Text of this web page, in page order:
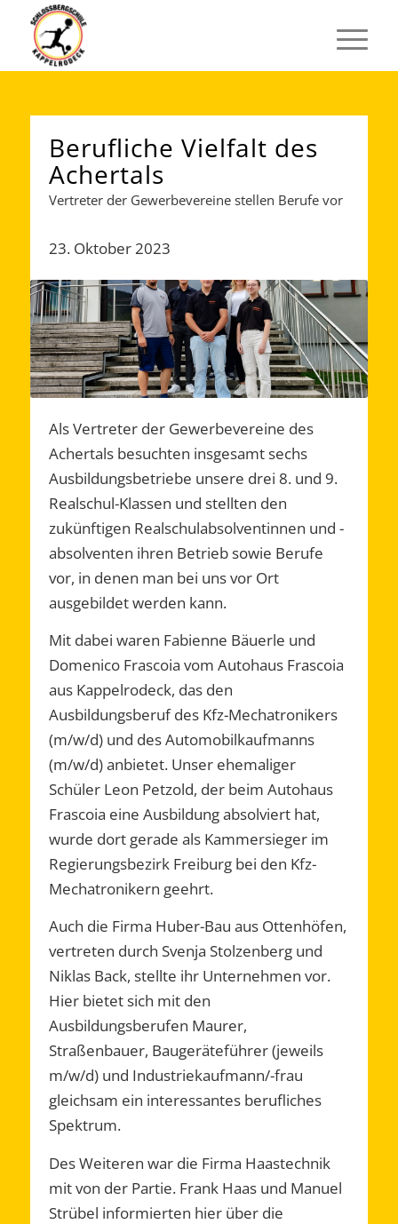
Berufliche Vielfalt des
Achertals
Vertreter der Gewerbevereine stellen Berufe vor
23. Oktober 2023
Als Vertreter der Gewerbevereine des
Achertals besuchten insgesamt sechs
Ausbildungsbetriebe unsere drei 8. und 9.
Realschul-Klassen und stellten den
zukünftigen Realschulabsolventinnen und -
absolventen ihren Betrieb sowie Berufe
vor, in denen man bei uns vor Ort
ausgebildet werden kann.
Mit dabei waren Fabienne Bäuerle und
Domenico Frascoia vom Autohaus Frascoia
aus Kappelrodeck, das den
Ausbildungsberuf des Kfz-Mechatronikers
(m/w/d) und des Automobilkaufmanns
(m/w/d) anbietet. Unser ehemaliger
Schüler Leon Petzold, der beim Autohaus
Frascoia eine Ausbildung absolviert hat,
wurde dort gerade als Kammersieger im
Regierungsbezirk Freiburg bei den Kfz-
Mechatronikern geehrt.
Auch die Firma Huber-Bau aus Ottenhöfen,
vertreten durch Svenja Stolzenberg und
Niklas Back, stellte ihr Unternehmen vor.
Hier bietet sich mit den
Ausbildungsberufen Maurer,
Straßenbauer, Baugeräteführer (jeweils
m/w/d) und Industriekaufmann/-frau
gleichsam ein interessantes berufliches
Spektrum.
Des Weiteren war die Firma Haastechnik
mit von der Partie. Frank Haas und Manuel
Strübel informierten hier über die